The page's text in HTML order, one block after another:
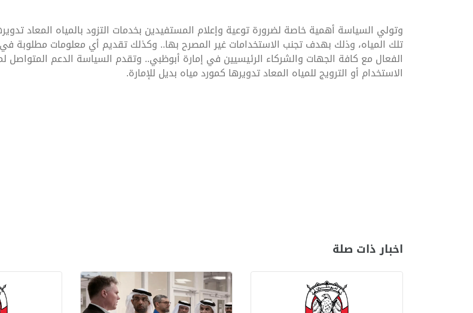
وتولي السياسة أهمية خاصة لضرورة توعية وإعلام المستفيدين بخدمات التزود بالمياه المعاد
تلك المياه، وذلك بهدف تجنب الاستخدامات غير المصرح بها.. وكذلك تقديم أي معلومات مطلوبة
الفعال مع كافة الجهات والشركاء الرئيسيين في إمارة أبوظبي.. وتقدم السياسة الدعم المتواصل
الاستخدام أو الترويج للمياه المعاد تدويرها كمورد مياه بديل للإمارة.
اخبار ذات صلة